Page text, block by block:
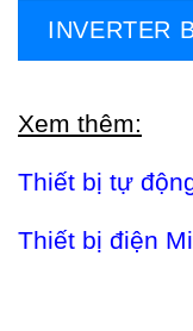
INVERTER
Xem thêm:
Thiết bị tự
Thiết bị điện